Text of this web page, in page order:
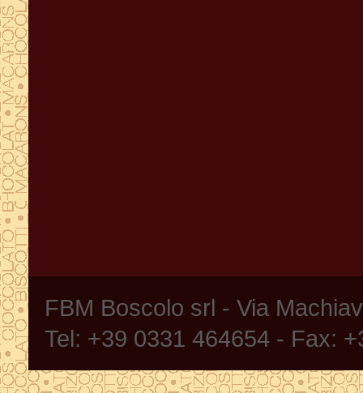
FBM Boscolo srl - Via
Tel: +39 0331 464654 - Fax: